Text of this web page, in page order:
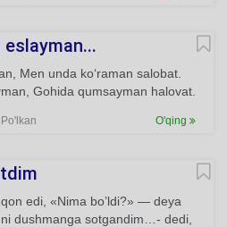
eslayman...
Men unda ko‘raman salobat.
Gohida qumsayman halovat.
O'qing
edi, «Nima bo’ldi?» — deya
dushmanga sotgandim…- dedi,